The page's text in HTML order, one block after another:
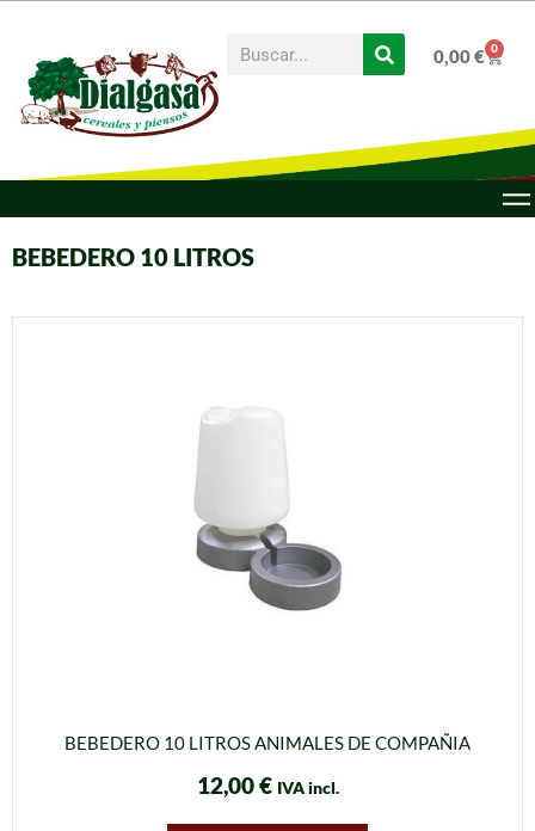
0,00€ 0
BEBEDERO 10 LITROS
BEBEDERO 10 LITROS ANIMALES DE COMPAÑIA
12,00€ IVA incl.